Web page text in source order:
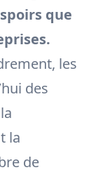
que
les
des
la
de